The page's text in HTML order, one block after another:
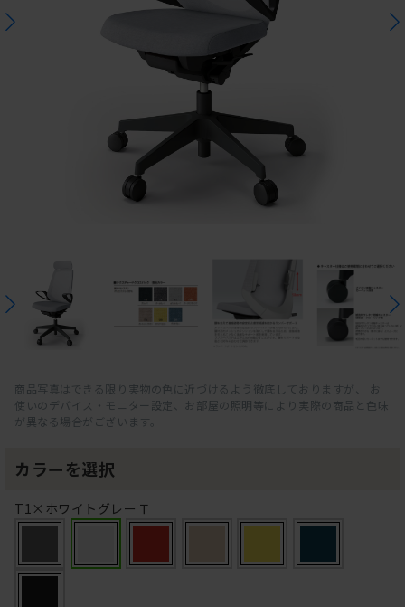
商品写真はできる限り実物の色に近づけるよう徹底しておりますが、 お
使いのデバイス・モニター設定、お部屋の照明等により実際の商品と色味
が異なる場合がございます。
カラーを選択
T1×ホワイトグレーＴ